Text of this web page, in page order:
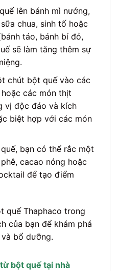
lên bánh mì nướng,
chua, sinh tố hoặc
táo, bánh bí đỏ,
sẽ làm tăng thêm sự
chút bột quế vào các
các món thịt
vị độc đáo và kích
biệt hợp với các món
bạn có thể rắc một
cacao nóng hoặc
để tạo điểm
quế Thaphaco trong
của bạn để khám phá
bổ dưỡng.
bột quế tại nhà